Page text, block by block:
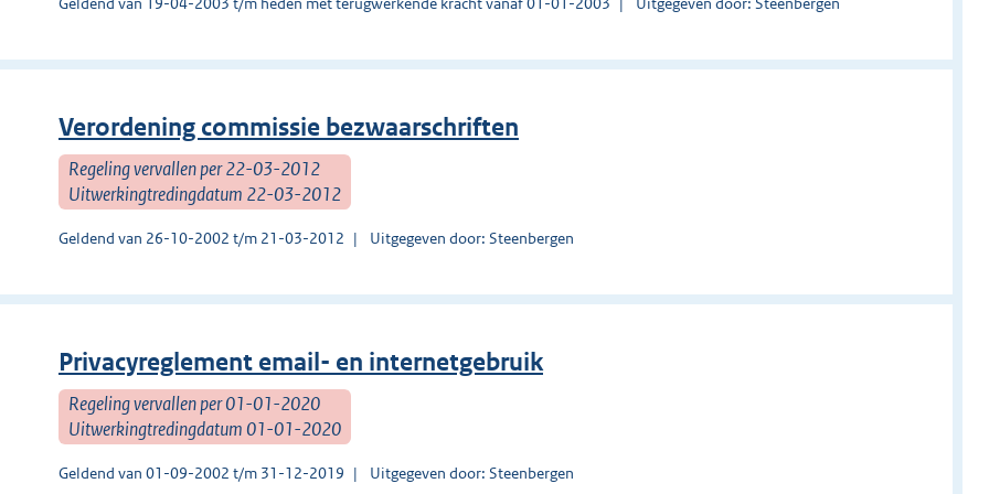
Verordening commissie bezwaarschriften
Regeling vervallen per 22-03-2012
Uitwerkingtredingdatum 22-03-2012
Geldend van 26-10-2002 t/m 21-03-2012 Uitgegeven door: Steenbergen
Privacyreglement email- en internetgebruik
Regeling vervallen per 01-01-2020
Uitwerkingtredingdatum 01-01-2020
Geldend van 01-09-2002 t/m 31-12-2019 Uitgegeven door: Steenbergen